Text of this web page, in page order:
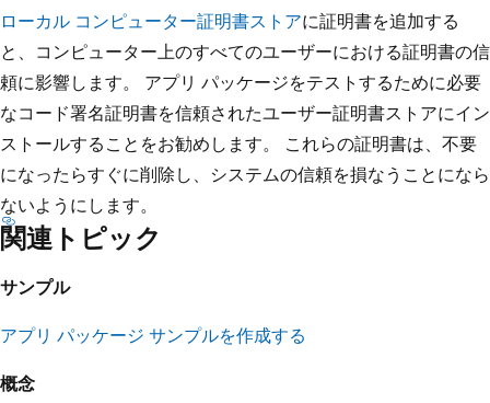
ローカル コンピューター証明書ストアに証明書を追加する
と、コンピューター上のすべてのユーザーにおける証明書の信
頼に影響します。 アプリ パッケージをテストするために必要
なコード署名証明書を信頼されたユーザー証明書ストアにイン
ストールすることをお勧めします。 これらの証明書は、不要
になったらすぐに削除し、システムの信頼を損なうことになら
ないようにします。
関連トピック
サンプル
アプリ パッケージ サンプルを作成する
概念